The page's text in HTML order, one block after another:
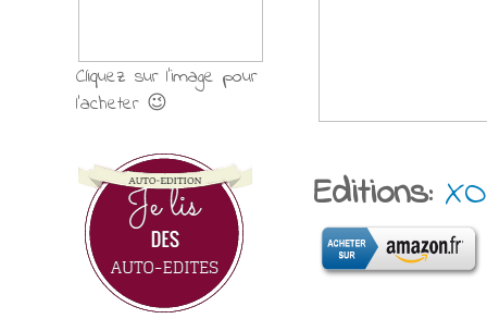
Editions:
Cliquez sur l'image pour
l'acheter 😉